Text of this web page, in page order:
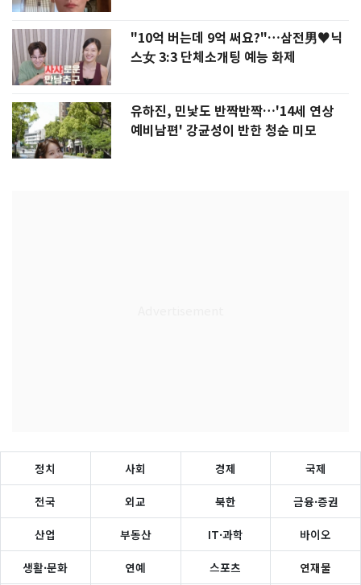
"10억 버는데 9억 써요?"…삼전男♥닉
스女 3:3 단체소개팅 예능 화제
유하진, 민낯도 반짝반짝…'14세 연상
예비남편' 강균성이 반한 청순 미모
정치 사회 경제 국제
전국 외교 북한 금융·증권
산업 부동산 IT·과학 바이오
생활·문화 연예 스포츠 연재물